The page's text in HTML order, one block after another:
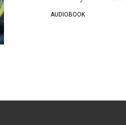
AUDIOBOOK